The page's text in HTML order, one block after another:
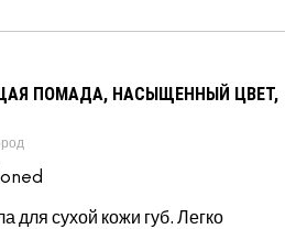
ПОМАДА, НАСЫЩЕННЫЙ ЦВЕТ,
для сухой кожи губ. Легко